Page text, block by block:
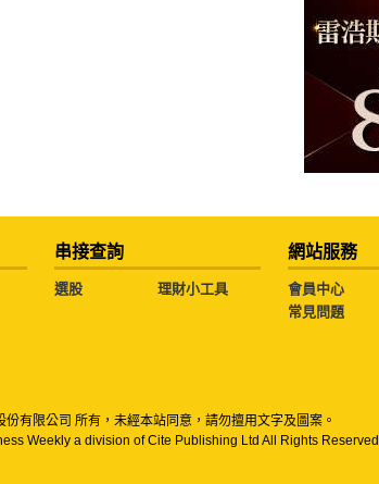
串接查詢
選股 理財小工具
網站服務
會員中心
常見問題
有限公司 所有，未經本站同意，請勿擅用文字及圖案。
Weekly a division of Cite Publishing Ltd All Rights Reserved.